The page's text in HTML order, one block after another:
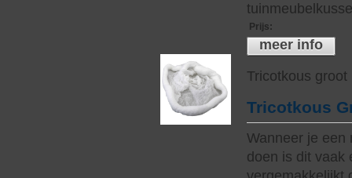
Prijs:
meer info
Tricotkous groot
Tricotkous
Wanneer je een
doen is dit vaak